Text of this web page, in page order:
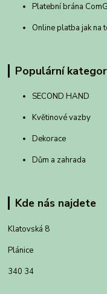
Platební brána
Online platba jak na
Populární
SECOND HAND
Květinové vazby
Dekorace
Dům a zahrada
Kde nás najdete
Klatovská 8
Plánice
340 34